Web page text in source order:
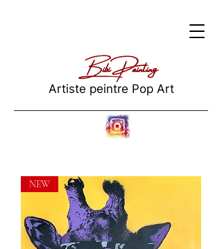
Bibi Painting
Artiste peintre Pop Art
NEW